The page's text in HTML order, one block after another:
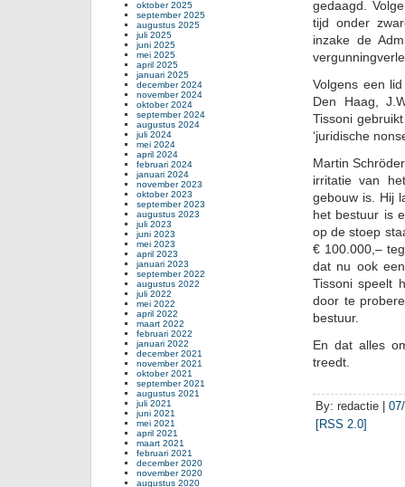
gedaagd.
tijd onder
inzake de
Volgens een
Den Haag,
Tissoni
‘juridische
Martin
irritatie van
gebouw is. Hij
het bestuur is
op de stoep
€ 100.000,–
dat nu ook
Tissoni speelt
door te
bestuur.
En dat alles
treedt.
By: redactie |
[RSS 2.0]
oktober 2025
september 2025
augustus 2025
juli 2025
juni 2025
mei 2025
april 2025
januari 2025
december 2024
november 2024
oktober 2024
september 2024
augustus 2024
juli 2024
mei 2024
april 2024
februari 2024
januari 2024
november 2023
oktober 2023
september 2023
augustus 2023
juli 2023
juni 2023
mei 2023
april 2023
januari 2023
september 2022
augustus 2022
juli 2022
mei 2022
april 2022
maart 2022
februari 2022
januari 2022
december 2021
november 2021
oktober 2021
september 2021
augustus 2021
juli 2021
juni 2021
mei 2021
april 2021
maart 2021
februari 2021
december 2020
november 2020
augustus 2020